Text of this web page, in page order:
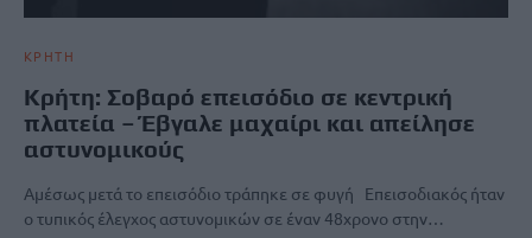
ΚΡΗΤΗ
Κρήτη: Σοβαρό επεισόδιο σε κεντρική
πλατεία – Έβγαλε μαχαίρι και απείλησε
αστυνομικούς
Αμέσως μετά το επεισόδιο τράπηκε σε φυγή Επεισοδιακός ήταν
ο τυπικός έλεγχος αστυνομικών σε έναν 48χρονο στην…